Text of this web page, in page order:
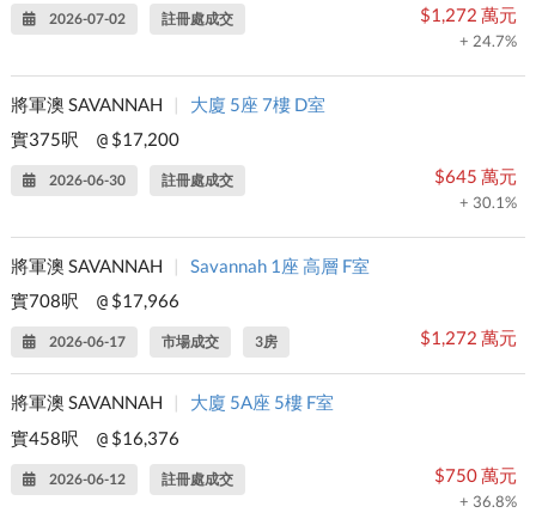
2026-07-02 註冊處成交 $1,272 萬元
+ 24.7%
將軍澳 SAVANNAH |
大廈 5座 7樓 D室
實375呎
@ $17,200
2026-06-30 註冊處成交 $645 萬元
+ 30.1%
將軍澳 SAVANNAH |
Savannah 1座 高層 F室
實708呎
@ $17,966
2026-06-17 市場成交 3房 $1,272 萬元
將軍澳 SAVANNAH
大廈 5A座 5樓 F室
實458呎
@ $16,376
2026-06-12 註冊處成交 $750 萬元
+ 36.8%